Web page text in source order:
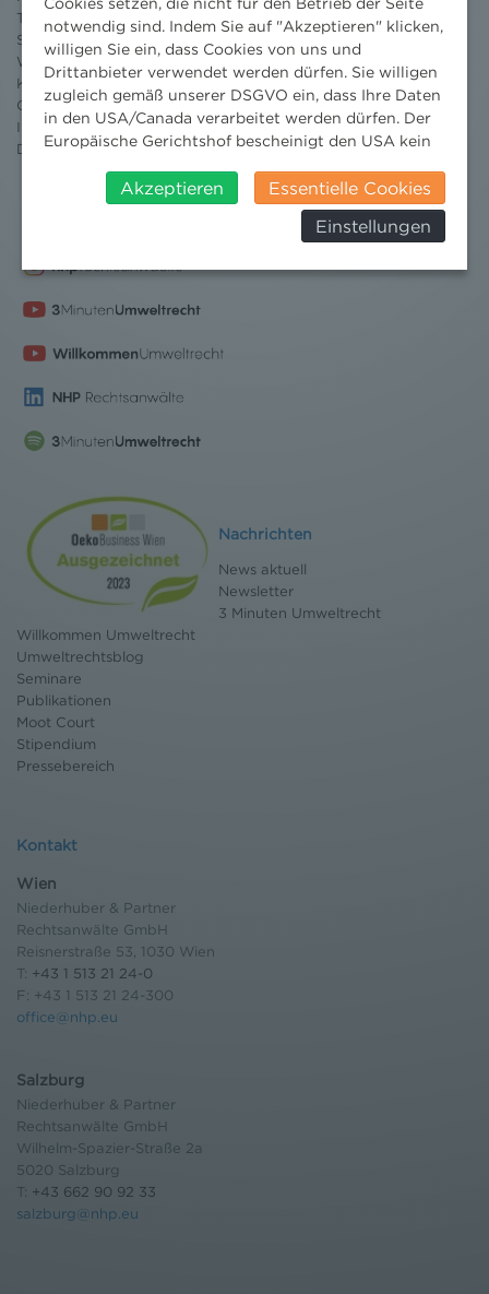
Team
Standorte
Wissenschaft
Karriere
Ombudsstelle
Impressum
Datenschutzerklärung
Nachrichten
News aktuell
Newsletter
3 Minuten Umweltrecht
Willkommen Umweltrecht
Umweltrechtsblog
Seminare
Publikationen
Moot Court
Stipendium
Pressebereich
Kontakt
Wien
Niederhuber & Partner
Rechtsanwälte GmbH
Reisnerstraße 53, 1030 Wien
T: +43 1 513 21 24-0
F: +43 1 513 21 24-300
office@nhp.eu
Salzburg
Niederhuber & Partner
Rechtsanwälte GmbH
Wilhelm-Spazier-Straße 2a
5020 Salzburg
T: +43 662 90 92 33
salzburg@nhp.eu
notwendig sind. Indem Sie auf "Akzeptieren" klicken,
willigen Sie ein, dass Cookies von uns und
Drittanbieter verwendet werden dürfen. Sie willigen
zugleich gemäß unserer DSGVO ein, dass Ihre Daten
in den USA/Canada verarbeitet werden dürfen. Der
Europäische Gerichtshof bescheinigt den USA kein
insbesondere das Risiko, dass ihre Daten durch US-
Behörden, zu Kontroll- und zu
Überwachungszwecken, verarbeitet werden und
werden können. Zudem finden Sie am
Bildschirmrand ein Cookie-Icon wo Sie jederzeit Ihre
Weitere Infomationen finden Sie hier:
Akzeptieren
Essentielle Cookies
Einstellungen